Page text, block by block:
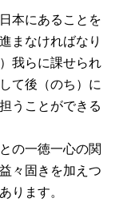
本にあることを
まなければなり
我らに課せられ
て後（のち）に
うことができる
の一徳一心の関
々固きを加えつ
ります。